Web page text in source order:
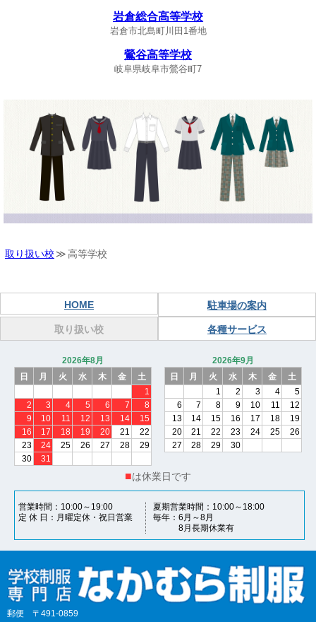
岩倉総合高等学校
岩倉市北島町川田1番地
鶯谷高等学校
岐阜県岐阜市鶯谷町7
取り扱い校 高等学校
HOME 駐車場の案内
取り扱い校 各種サービス
2026年8月
日
月 火 水 木 金
土
1
2
3 4 5 6 7
8
9
10 11 12 13 14
15
16
17 18 19 20 21
22
23
24 25 26 27 28
29
30
31
2026年9月
日
月 火 水 木 金
土
1
2 3 4
5
6
7 8 9 10 11
12
13
14 15 16 17 18
19
20
21 22 23 24 25
26
27
28 29 30
■は休業日です
営業時間
10:00～19:00
定 休 日
月曜定休・祝日営業
夏期営業時間
10:00～18:00
毎年
6月～8月
8月長期休業有
郵便
〒491-0859